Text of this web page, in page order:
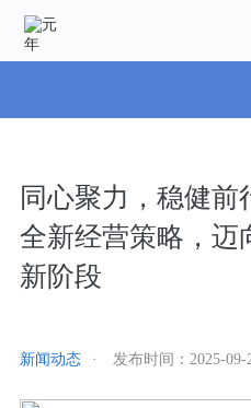
同心聚力，稳健前
全新经营策略，迈
新阶段
新闻动态 · 发布时间： 2025-09-